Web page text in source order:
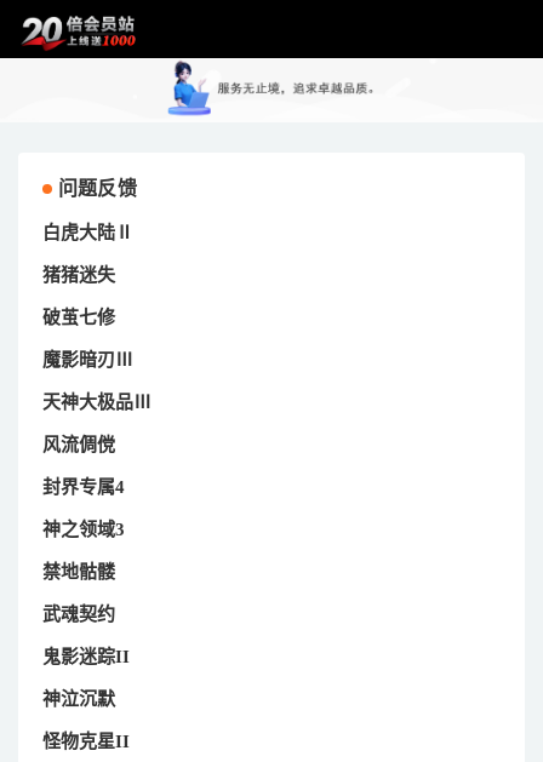
问题反馈
白虎大陆Ⅱ
猪猪迷失
破茧七修
魔影暗刃Ⅲ
天神大极品Ⅲ
风流倜傥
封界专属4
神之领域3
禁地骷髅
武魂契约
鬼影迷踪II
神泣沉默
怪物克星II